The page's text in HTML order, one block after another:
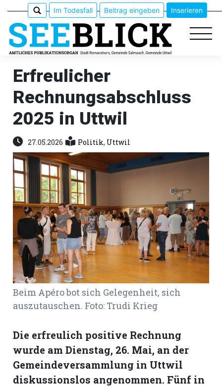
Epaper
Veranstaltungen
Erlebnisführer
App
Romanshorn:
offizielle
Mitteilungen
Im Todesfall Beitrag eingeben Inserieren
Erfreulicher
Rechnungsabschluss
2025 in Uttwil
27.05.2026 Politik, Uttwil
Beim Apéro bot sich Gelegenheit, sich
auszutauschen. Foto: Trudi Krieg
Die erfreulich positive Rechnung
wurde am Dienstag, 26. Mai, an der
Gemeindeversammlung in Uttwil
diskussionslos angenommen. Fünf in